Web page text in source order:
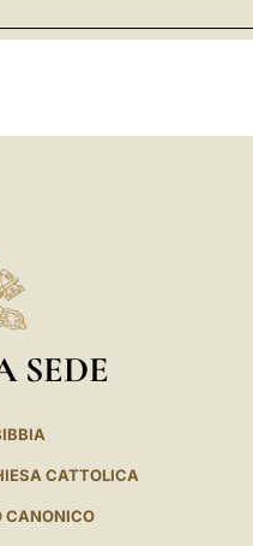
SEDE
CATTOLICA
CANONICO